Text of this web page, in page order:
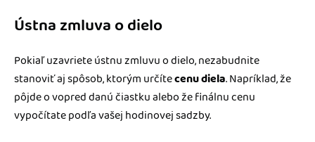
Ústna zmluva o dielo
Pokiaľ uzavriete ústnu zmluvu o dielo, nezabudnite
stanoviť aj spôsob, ktorým určítecenu diela. Napríklad, že
pôjde o vopred danú čiastku alebo že finálnu cenu
vypočítate podľa vašej hodinovej sadzby.